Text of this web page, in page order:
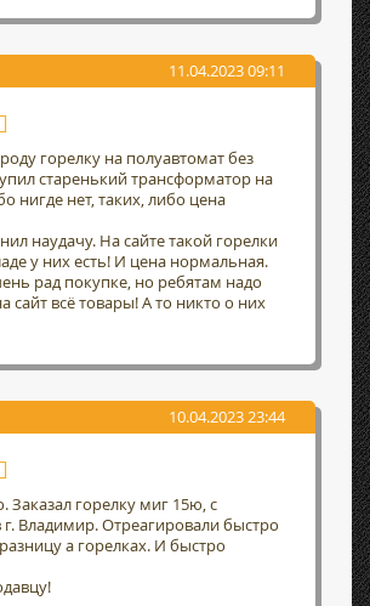
11.04.2023 09:11
горелку на полуавтомат без
старенький трансформатор на
нигде нет, таких, либо цена
наудачу. На сайте такой горелки
у них есть! И цена нормальная.
рад покупке, но ребятам надо
сайт всё товары! А то никто о них
10.04.2023 23:44
Заказал горелку миг 15ю, с
г. Владимир. Отреагировали быстро
а горелках. И быстро